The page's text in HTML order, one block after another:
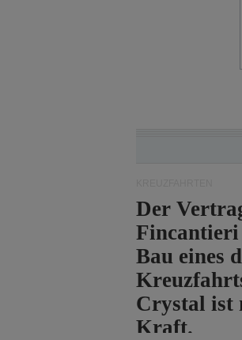
Der
Fincantieri
Bau eines
Crystal ist
Kraft.